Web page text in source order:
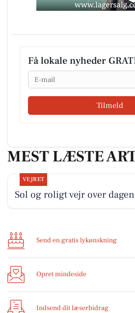
Få lokale nyheder
Email
Tilmeld
MEST LÆSTE
VEJRET
Sol og roligt vejr over dagen
Send en gratis lykønskning
Opret mindeside
Indsend dit læserbidrag